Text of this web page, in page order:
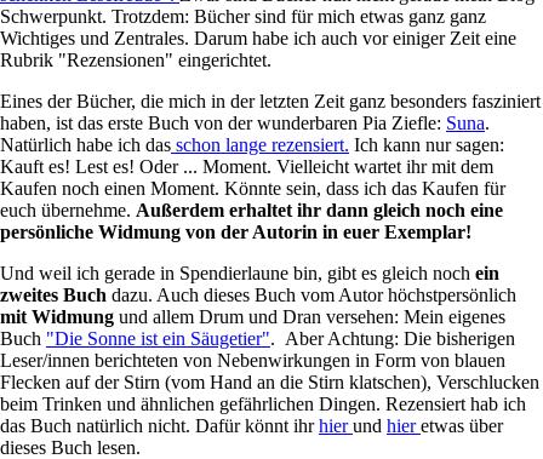
Schwerpunkt. Trotzdem: Bücher sind für mich etwas ganz ganz
Wichtiges und Zentrales. Darum habe ich auch vor einiger Zeit eine
Rubrik "Rezensionen" eingerichtet.
Eines der Bücher, die mich in der letzten Zeit ganz besonders fasziniert
haben, ist das erste Buch von der wunderbaren Pia Ziefle: Suna.
Natürlich habe ich das schon lange rezensiert. Ich kann nur sagen:
Kauft es! Lest es! Oder ... Moment. Vielleicht wartet ihr mit dem
Kaufen noch einen Moment. Könnte sein, dass ich das Kaufen für
euch übernehme. Außerdem erhaltet ihr dann gleich noch eine
persönliche Widmung von der Autorin in euer Exemplar!
Und weil ich gerade in Spendierlaune bin, gibt es gleich noch ein
zweites Buch dazu. Auch dieses Buch vom Autor höchstpersönlich
mit Widmung und allem Drum und Dran versehen: Mein eigenes
Buch "Die Sonne ist ein Säugetier". Aber Achtung: Die bisherigen
Leser/innen berichteten von Nebenwirkungen in Form von blauen
Flecken auf der Stirn (vom Hand an die Stirn klatschen), Verschlucken
beim Trinken und ähnlichen gefährlichen Dingen. Rezensiert hab ich
das Buch natürlich nicht. Dafür könnt ihrhierund hieretwas über
dieses Buch lesen.